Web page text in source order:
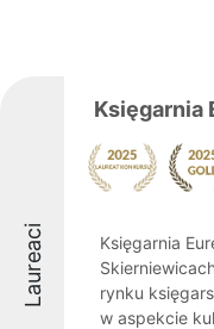
Laureaci
Księgarnia
Księgarnia
rynku
w aspekcie